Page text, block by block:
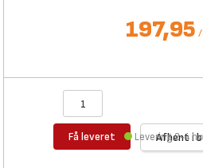
197,95 /
Få leveret Afhent i
Levering 2-4